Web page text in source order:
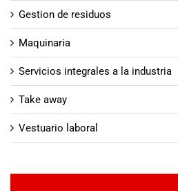
Gestion de residuos
Maquinaria
Servicios integrales a la industria
Take away
Vestuario laboral